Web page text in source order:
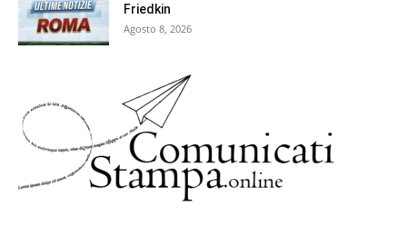
Friedkin
Agosto 8, 2026